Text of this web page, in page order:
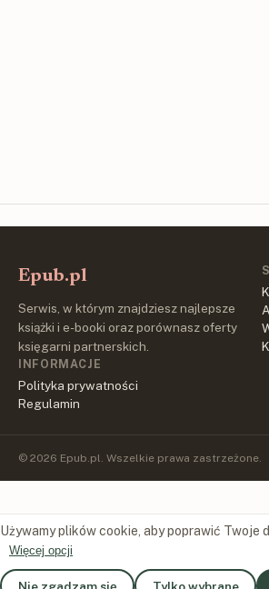
Epub.pl
Serwis, w którym znajdziesz najlepsze
książki i e-booki oraz porównasz oferty
księgarni partnerskich.
INFORMACJE
Polityka prywatności
Regulamin
© 2026 Epub.pl. Wszelkie prawa zastrzeżone.
Używamy plików cookie, aby poprawić Twoje
Więcej opcji
Nie zgadzam się Tylko wybrane